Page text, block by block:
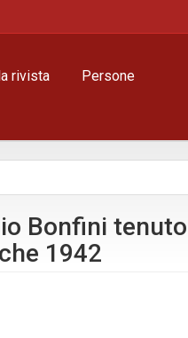
rivista Persone
Bonfini
1942